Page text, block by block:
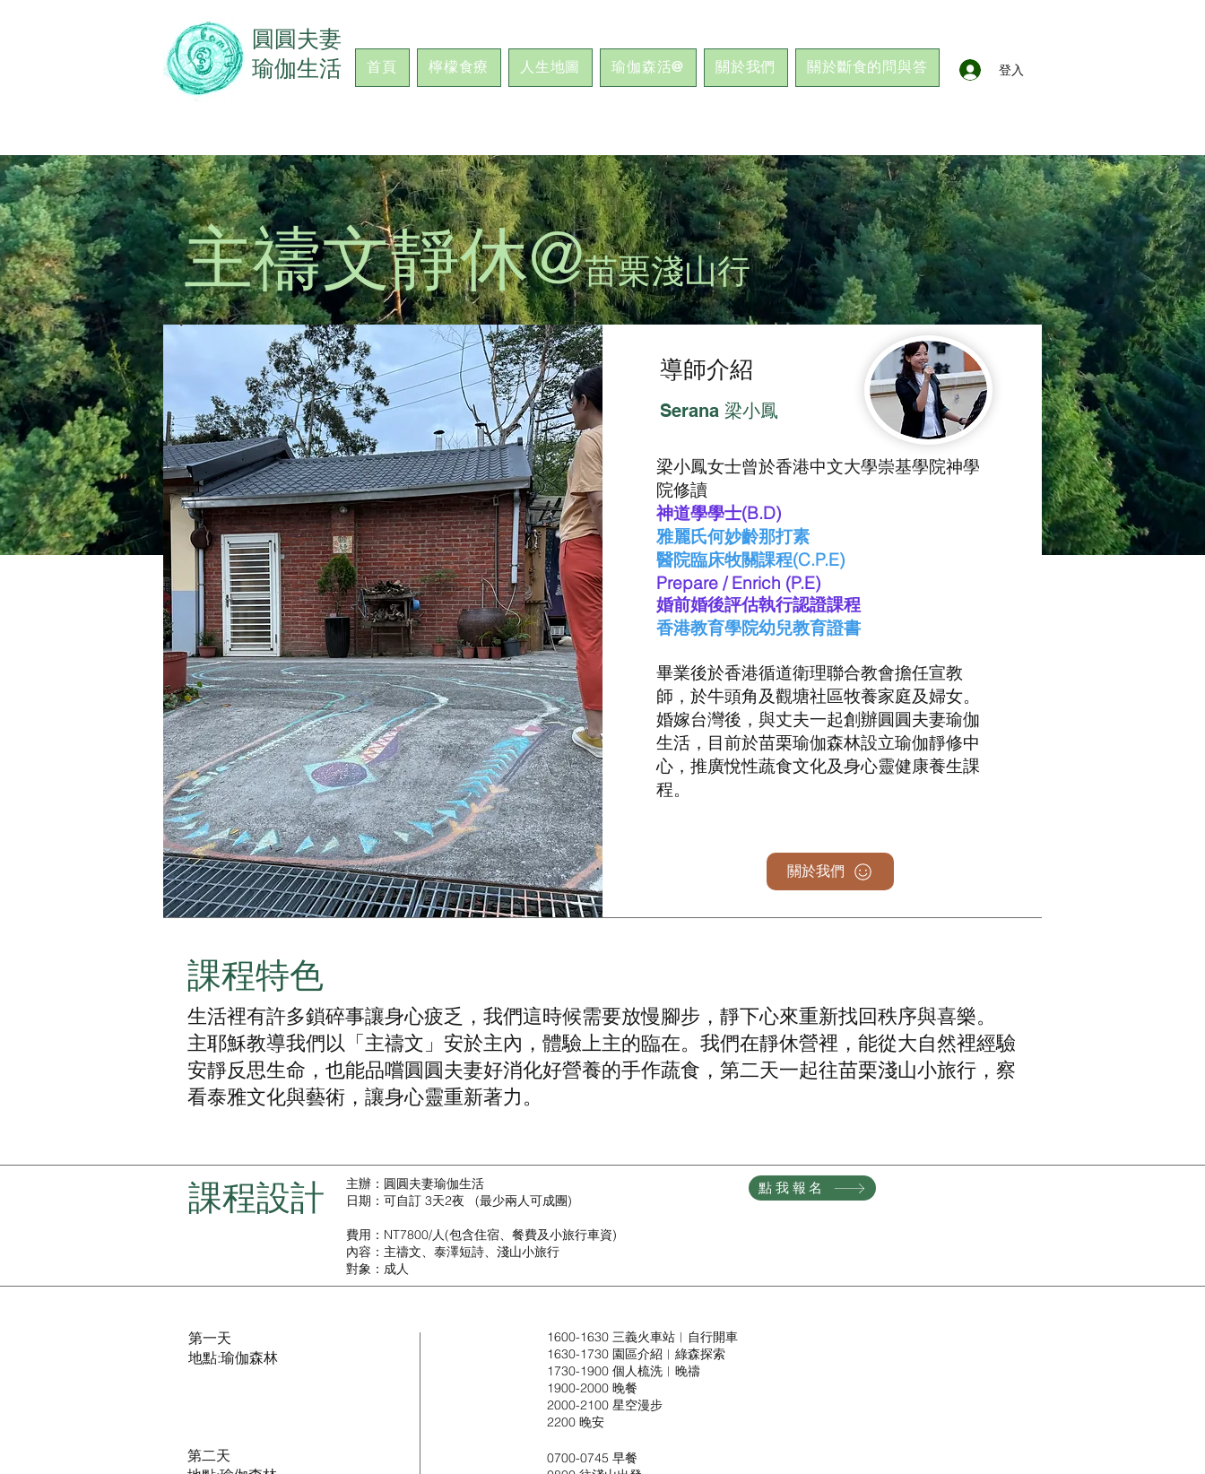
​圓圓夫妻
瑜伽生活
首頁 檸檬食療 人生地圖 瑜伽森活@ 關於我們 關於斷食的問與答 登入
主禱文靜休@苗栗淺山行
導師介紹
Serana 梁小鳳
關於我們
梁小鳳女士曾於香港中文大學崇基學院神學
院修讀
神道學學士(B.D)
雅麗氏何妙齡那打素
醫院臨床牧關課程(C.P.E)
Prepare / Enrich (P.E)
婚前婚後評估執行認證課程
香港教育學院幼兒教育證書
畢業後於香港循道衛理聯合教會擔任宣教
師，於牛頭角及觀塘社區牧養家庭及婦女。
婚嫁台灣後，與丈夫一起創辦圓圓夫妻瑜伽
生活，目前於苗栗瑜伽森林設立瑜伽靜修中
心，推廣悅性蔬食文化及身心靈健康養生課
程。
​課程特色
生活裡有許多鎖碎事讓身心疲乏，我們這時候需要放慢腳步，靜下心來重新找回秩序與喜樂。
主耶穌教導我們以「主禱文」安於主內，體驗上主的臨在。我們在靜休營裡，能從大自然裡經驗
安靜反思生命，也能品嚐圓圓夫妻好消化好營養的手作蔬食，第二天一起往苗栗淺山小旅行，察
看泰雅文化與藝術，讓身心靈重新著力。
​課程設計
主辦：圓圓夫妻瑜伽生活
日期：可自訂 3天2夜 (最少兩人可成團)
費用：NT7800/人(包含住宿、餐費及小旅行車資)
內容：主禱文、泰澤短詩、淺山小旅行
對象：成人
點我報名
第一天
​地點:瑜伽森林
第二天
1600-1630 三義火車站︳自行開車
1630-1730 園區介紹︱綠森探索
1730-1900 個人梳洗︱晚禱
1900-2000 晚餐
2000-2100 星空漫步
2200 晚安
0700-0745 早餐